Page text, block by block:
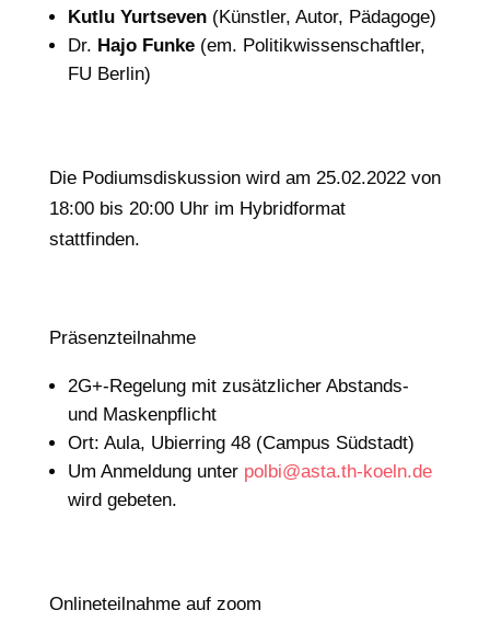
Kutlu Yurtseven(Künstler, Autor, Pädagoge)
Dr. Hajo Funke(em. Politikwissenschaftler,
FU Berlin)
Die Podiumsdiskussion wird am 25.02.2022 von
18:00 bis 20:00 Uhr im Hybridformat
stattfinden.
Präsenzteilnahme
2G+-Regelung mit zusätzlicher Abstands-
und Maskenpflicht
Ort: Aula, Ubierring 48 (Campus Südstadt)
Um Anmeldung unter polbi@asta.th-koeln.de
wird gebeten.
Onlineteilnahme auf zoom